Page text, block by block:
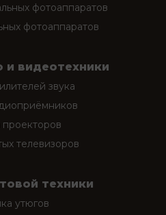
фотоаппаратов
фотоаппаратов
и видеотехники
звука
проекторов
телевизоров
техники
утюгов